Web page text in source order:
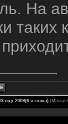
На
таких
cup 2009(6-я гонка) (Маньи-